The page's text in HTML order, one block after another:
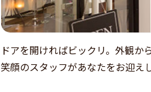
ドアを開ければビックリ。外観か
笑顔のスタッフがあなたをお迎えし